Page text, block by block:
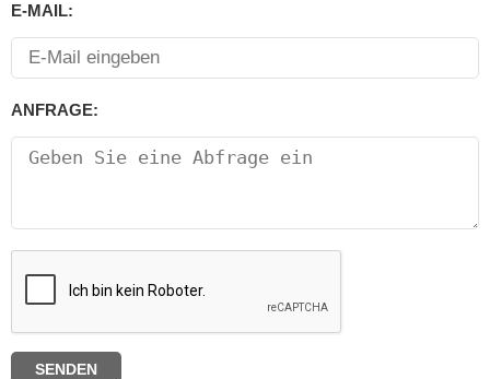
E-MAIL:
ANFRAGE: